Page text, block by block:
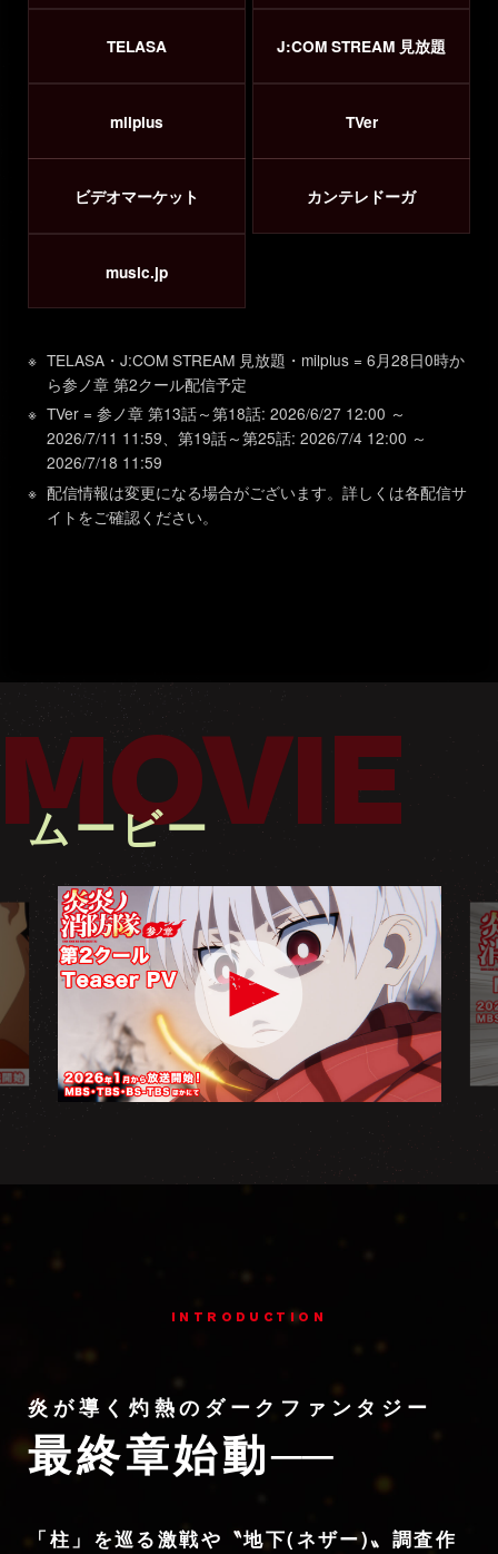
TELASA J:COM STREAM 見放題
milplus TVer
ビデオマーケット カンテレドーガ
music.jp
TELASA・J:COM STREAM 見放題・milplus = 6月28日0時か
ら参ノ章 第2クール配信予定
TVer = 参ノ章 第13話～第18話: 2026/6/27 12:00 ～
2026/7/11 11:59、第19話～第25話: 2026/7/4 12:00 ～
2026/7/18 11:59
配信情報は変更になる場合がございます。詳しくは各配信サ
イトをご確認ください。
MOVIE
ムービー
INTRODUCTION
炎が導く灼熱のダークファンタジー
最終章始動──
「柱」を巡る激戦や〝地下(ネザー)〟調査作